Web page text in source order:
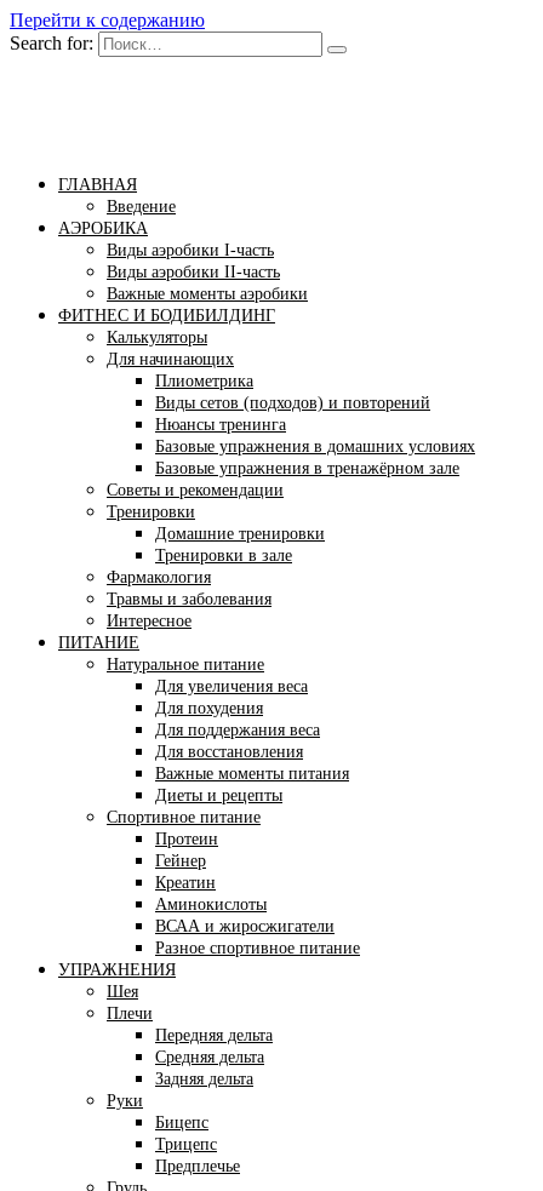
Перейти к содержанию
Search for:
ГЛАВНАЯ
Введение
АЭРОБИКА
Виды аэробики І-часть
Виды аэробики ІІ-часть
Важные моменты аэробики
ФИТНЕС И БОДИБИЛДИНГ
Калькуляторы
Для начинающих
Плиометрика
Виды сетов (подходов) и повторений
Нюансы тренинга
Базовые упражнения в домашних условиях
Базовые упражнения в тренажёрном зале
Советы и рекомендации
Тренировки
Домашние тренировки
Тренировки в зале
Фармакология
Травмы и заболевания
Интересное
ПИТАНИЕ
Натуральное питание
Для увеличения веса
Для похудения
Для поддержания веса
Для восстановления
Важные моменты питания
Диеты и рецепты
Спортивное питание
Протеин
Гейнер
Креатин
Аминокислоты
ВСАА и жиросжигатели
Разное спортивное питание
УПРАЖНЕНИЯ
Шея
Плечи
Передняя дельта
Средняя дельта
Задняя дельта
Руки
Бицепс
Трицепс
Предплечье